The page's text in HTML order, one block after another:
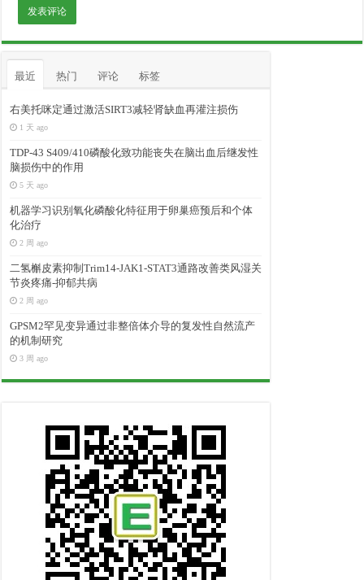
最近 热门 评论 标签
右美托咪定通过激活SIRT3减轻肾缺血再灌注损伤
1 天 ago
TDP-43 S409/410磷酸化致功能丧失在脑出血后继发性
脑损伤中的作用
5 天 ago
机器学习识别氧化磷酸化特征用于卵巢癌预后和个体
化治疗
2 周 ago
二氢槲皮素抑制Trim14-JAK1-STAT3通路改善类风湿关
节炎疼痛-抑郁共病
2 周 ago
GPSM2罕见变异通过非整倍体介导的复发性自然流产
的机制研究
3 周 ago